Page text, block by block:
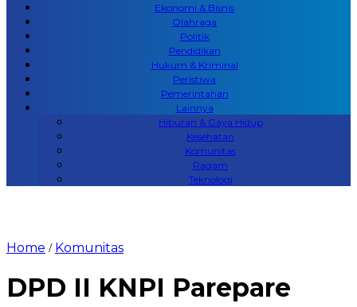
Ekonomi & Bisnis
Olahraga
Politik
Pendidikan
Hukum & Kriminal
Peristiwa
Pemerintahan
Lainnya
Hiburan & Gaya Hidup
Kesehatan
Komunitas
Ragam
Teknologi
Home / Komunitas
DPD II KNPI Parepare